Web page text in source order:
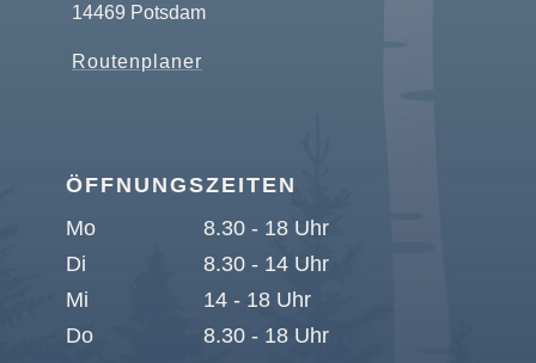
14469 Potsdam
Routenplaner
ÖFFNUNGSZEITEN
Mo
8.30 - 18 Uhr
Di
8.30 - 14 Uhr
Mi
14 - 18 Uhr
Do
8.30 - 18 Uhr